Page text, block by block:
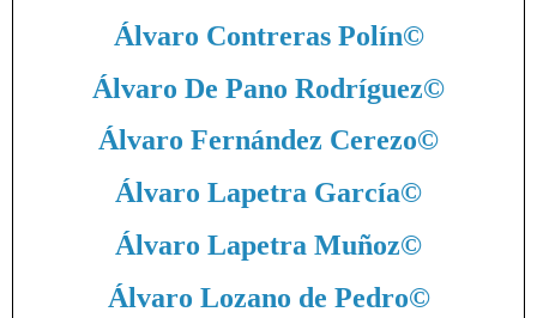
Álvaro Contreras Polín©
Álvaro De Pano Rodríguez©
Álvaro Fernández Cerezo©
Álvaro Lapetra García©
Álvaro Lapetra Muñoz©
Álvaro Lozano de Pedro©